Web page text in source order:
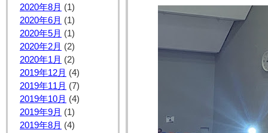
2020年8月 (1)
2020年6月 (1)
2020年5月 (1)
2020年2月 (2)
2020年1月 (2)
2019年12月 (4)
2019年11月 (7)
2019年10月 (4)
2019年9月 (1)
2019年8月 (4)